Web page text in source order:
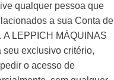
qualquer pessoa que
a sua Conta de
LEPPICH MÁQUINAS
seu exclusivo critério,
o acesso de